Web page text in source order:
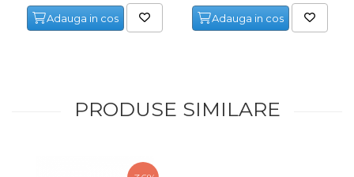
Adauga in cos Adauga in cos
PRODUSE SIMILARE